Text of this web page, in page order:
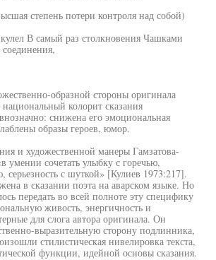
степень потери контроля над собой)
В самый раз столкновения Чашками
образной стороны оригинала
колорит сказания
снижена его эмоциональная
образы героев, юмор.
и художественной манеры Гамзатова-
умении сочетать улыбку с горечью,
серьезность с шуткой» [Кулиев 1973:217].
в сказании поэта на аварском языке. Но
передать во всей полноте эту специфику
живость, энергичность и
для слога автора оригинала. Он
выразительную сторону подлинника,
стилистическая нивелировка текста,
функции, идейной основы сказания.